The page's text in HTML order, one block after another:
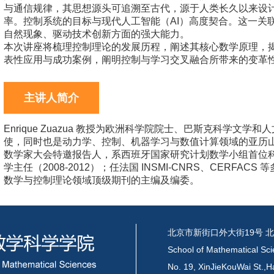
与通信规律，其思想源头可追溯至古代，源于人类长久以来
率。控制系统的目标与现代人工智能（AI）高度契合。这一
自然现象、驱动技术创新方面的强大能力。
本次讲座将梳理控制理论的发展历程，阐述其核心数学原理
表性应用与成功案例，阐明控制与学习交叉融合所带来的变革
主讲人简介
Enrique Zuazua 教授为欧洲科学院院士、巴斯克科学文学和
使，同时也是动力学、控制、机器学习与数值计算领域的亚
数学家大会特邀报告人，系西班牙国家研究计划数学小组首
学主任（2008-2012）；任法国 INSMI-CNRS、CERFACS
数学与控制理论领域顶级期刊的主编及编委。
北京市新街口外大街19号
School of Mathematical
No. 19, XinJieKouWai